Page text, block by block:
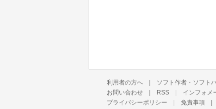
利用者の方へ | ソフト作者・ソフト
お問い合わせ | RSS | インフォメ
プライバシーポリシー | 免責事項 |